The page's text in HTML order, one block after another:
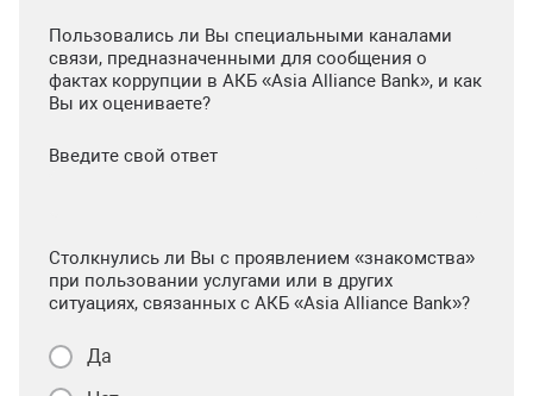
Пользовались ли Вы специальными каналами
связи, предназначенными для сообщения о
фактах коррупции в АКБ «Asia Alliance Bank», и как
Вы их оцениваете?
Введите свой ответ
Столкнулись ли Вы с проявлением «знакомства»
при пользовании услугами или в других
ситуациях, связанных с АКБ «Asia Alliance Bank»?
Да